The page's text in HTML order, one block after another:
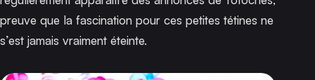
preuve que la fascination pour ces petites tétines ne
s’est jamais vraiment éteinte.